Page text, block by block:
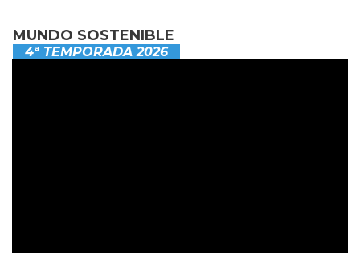
MUNDO SOSTENIBLE
4ª TEMPORADA 2026